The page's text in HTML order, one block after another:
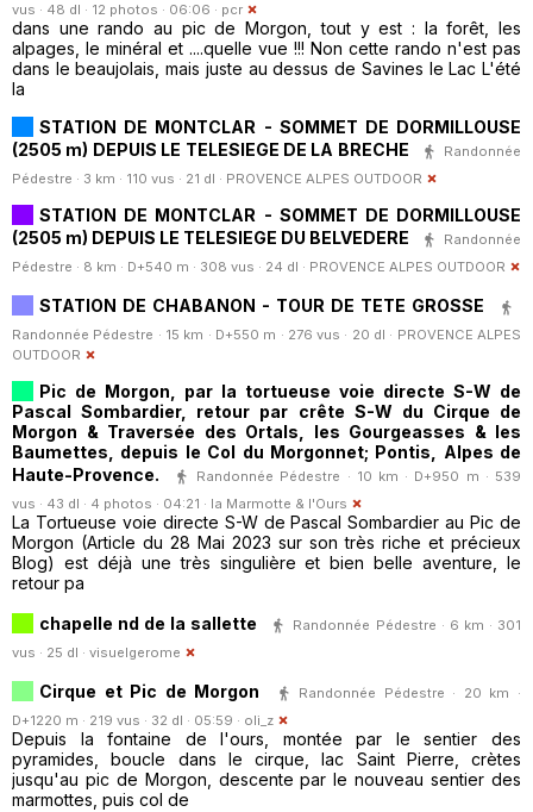
vus · 48 dl · 12 photos · 06:06 · pcr
dans une rando au pic de Morgon, tout y est : la forêt, les
alpages, le minéral et ....quelle vue !!! Non cette rando n'est pas
dans le beaujolais, mais juste au dessus de Savines le Lac L'été
la
STATION DE MONTCLAR - SOMMET DE DORMILLOUSE
(2505 m) DEPUIS LE TELESIEGE DE LA BRECHE
Randonnée
Pédestre · 3 km · 110 vus · 21 dl · PROVENCE ALPES OUTDOOR
STATION DE MONTCLAR - SOMMET DE DORMILLOUSE
(2505 m) DEPUIS LE TELESIEGE DU BELVEDERE
Randonnée
Pédestre · 8 km · D+540 m · 308 vus · 24 dl · PROVENCE ALPES OUTDOOR
STATION DE CHABANON - TOUR DE TETE GROSSE
Randonnée Pédestre · 15 km · D+550 m · 276 vus · 20 dl · PROVENCE ALPES
OUTDOOR
Pic de Morgon, par la tortueuse voie directe S-W de
Pascal Sombardier, retour par crête S-W du Cirque de
Morgon & Traversée des Ortals, les Gourgeasses & les
Baumettes, depuis le Col du Morgonnet; Pontis, Alpes de
Haute-Provence.
Randonnée Pédestre · 10 km · D+950 m · 539
vus · 43 dl · 4 photos · 04:21 · la Marmotte & l'Ours
La Tortueuse voie directe S-W de Pascal Sombardier au Pic de
Morgon (Article du 28 Mai 2023 sur son très riche et précieux
Blog) est déjà une très singulière et bien belle aventure, le
retour pa
chapelle nd de la sallette
Randonnée Pédestre · 6 km · 301
vus · 25 dl · visuelgerome
Cirque et Pic de Morgon
Randonnée Pédestre · 20 km ·
D+1220 m · 219 vus · 32 dl · 05:59 · oli_z
Depuis la fontaine de l'ours, montée par le sentier des
pyramides, boucle dans le cirque, lac Saint Pierre, crètes
jusqu'au pic de Morgon, descente par le nouveau sentier des
marmottes, puis col de